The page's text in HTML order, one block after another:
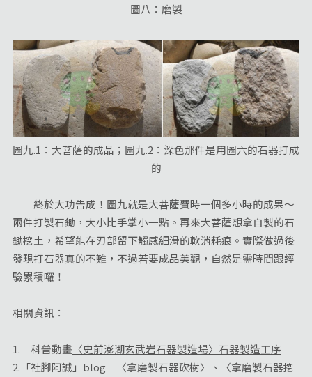
圖八：磨製
圖九.1：大菩薩的成品；圖九.2：深色那件是用圖六的石器打成
的
終於大功告成！圖九就是大菩薩費時一個多小時的成果～
兩件打製石鋤，大小比手掌小一點。再來大菩薩想拿自製的石
鋤挖土，希望能在刃部留下觸感細滑的軟消耗痕。實際做過後
發現打石器真的不難，不過若要成品美觀，自然是需時間跟經
驗累積囉！
相關資訊：
1. 科普動畫 〈史前澎湖玄武岩石器製造場〉石器製造工序
2.「社腳阿誠」blog 〈拿磨製石器砍樹〉、〈拿磨製石器挖